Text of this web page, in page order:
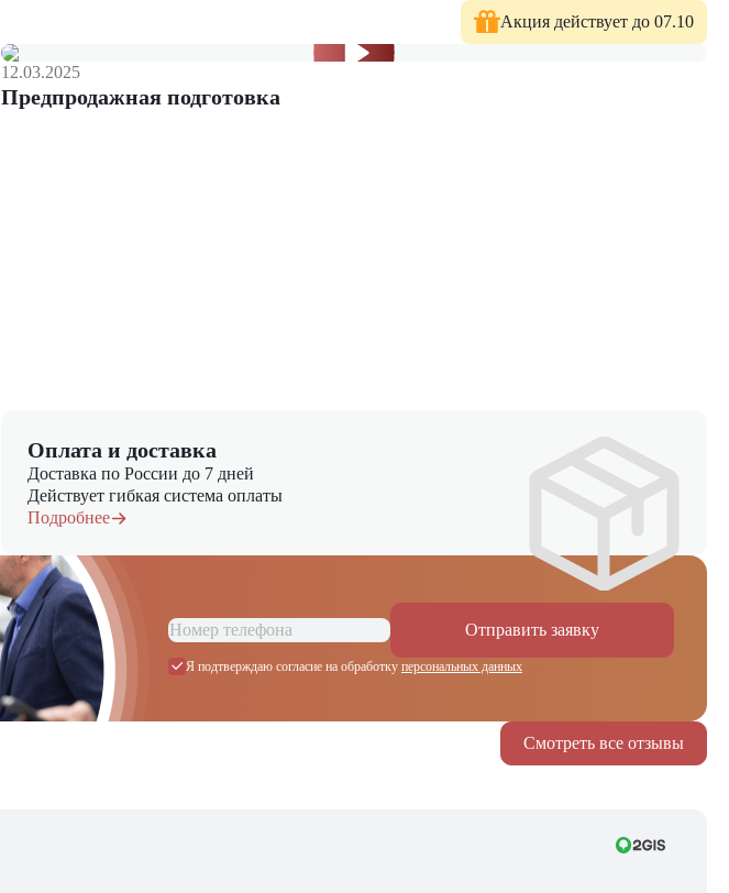
Акция действует до 07.10
12.03.2025
Предпродажная подготовка
Оплата и доставка
Доставка по России до 7 дней
Действует гибкая система оплаты
Подробнее
Отправить заявку
Я подтверждаю согласие на обработку персональных данных
Смотреть все отзывы